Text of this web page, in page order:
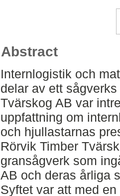
Abstract
Internlogistik och
delar av ett
Tvärskog AB var
uppfattning om
och hjullastarnas
Rörvik Timber
gransågverk som
AB och deras årliga
Syftet var att med